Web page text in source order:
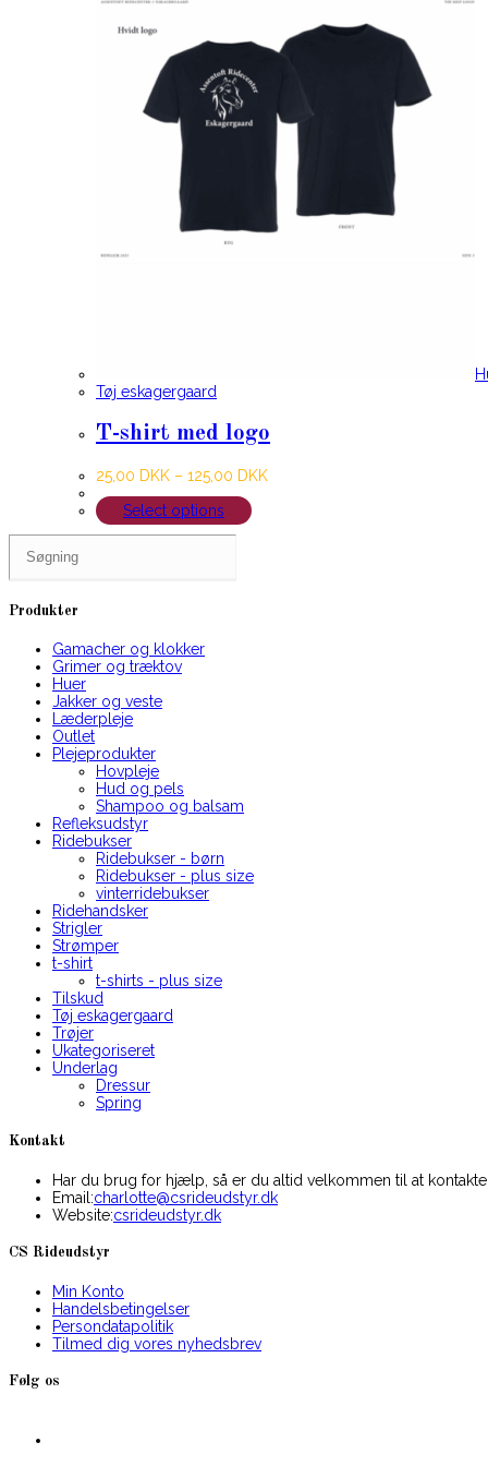
Tøj eskagergaard
T-shirt med logo
25,00 DKK – 125,00 DKK
Select options
for:
Produkter
Gamacher og klokker
Grimer og træktov
Huer
Jakker og veste
Læderpleje
Outlet
Plejeprodukter
Hovpleje
Hud og pels
Shampoo og balsam
Refleksudstyr
Ridebukser
Ridebukser - børn
Ridebukser - plus size
vinterridebukser
Ridehandsker
Strigler
Strømper
t-shirt
t-shirts - plus size
Tilskud
Tøj eskagergaard
Trøjer
Ukategoriseret
Underlag
Dressur
Spring
Kontakt
Har du brug for hjælp, så er du altid velkommen til at
Email:charlotte@csrideudstyr.dkOpens
Website:csrideudstyr.dk
CS Rideudstyr
Min Konto
Handelsbetingelser
Persondatapolitik
Tilmed dig vores nyhedsbrev
Følg os